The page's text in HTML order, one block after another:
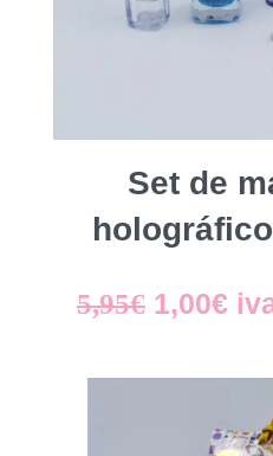
Set de
5,95€ El
1,00€El